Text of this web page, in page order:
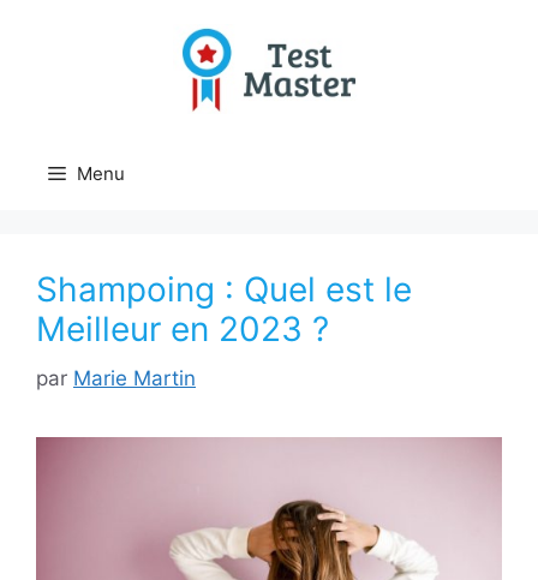
Menu
Shampoing : Quel est le
Meilleur en 2023 ?
par Marie Martin